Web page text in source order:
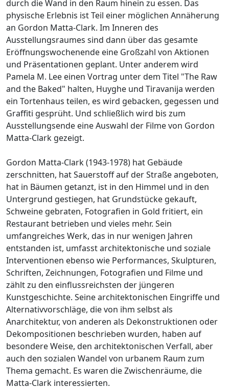
durch die Wand in den Raum hinein zu essen. Das
physische Erlebnis ist Teil einer möglichen Annäherung
an Gordon Matta-Clark. Im Inneren des
Ausstellungsraumes sind dann über das gesamte
Eröffnungswochenende eine Großzahl von Aktionen
und Präsentationen geplant. Unter anderem wird
Pamela M. Lee einen Vortrag unter dem Titel "The Raw
and the Baked" halten, Huyghe und Tiravanija werden
ein Tortenhaus teilen, es wird gebacken, gegessen und
Graffiti gesprüht. Und schließlich wird bis zum
Ausstellungsende eine Auswahl der Filme von Gordon
Matta-Clark gezeigt.
Gordon Matta-Clark (1943-1978) hat Gebäude
zerschnitten, hat Sauerstoff auf der Straße angeboten,
hat in Bäumen getanzt, ist in den Himmel und in den
Untergrund gestiegen, hat Grundstücke gekauft,
Schweine gebraten, Fotografien in Gold fritiert, ein
Restaurant betrieben und vieles mehr. Sein
umfangreiches Werk, das in nur wenigen Jahren
entstanden ist, umfasst architektonische und soziale
Interventionen ebenso wie Performances, Skulpturen,
Schriften, Zeichnungen, Fotografien und Filme und
zählt zu den einflussreichsten der jüngeren
Kunstgeschichte. Seine architektonischen Eingriffe und
Alternativvorschläge, die von ihm selbst als
Anarchitektur, von anderen als Dekonstruktionen oder
Dekompositionen beschrieben wurden, haben auf
besondere Weise, den architektonischen Verfall, aber
auch den sozialen Wandel von urbanem Raum zum
Thema gemacht. Es waren die Zwischenräume, die
Matta-Clark interessierten.